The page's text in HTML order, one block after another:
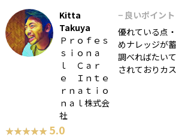
Kitta
Takuya
Ｐｒｏｆｅｓ
ｓｉｏｎａ
ｌ Ｃａｒ
ｅ Ｉｎｔｅ
ｒｎａｔｉｏ
ｎａｌ株式会
社
★★★★★
★★★★★ 5.0
− 良いポイント
優れている点
めナレッジが
調べればたい
されておりカ